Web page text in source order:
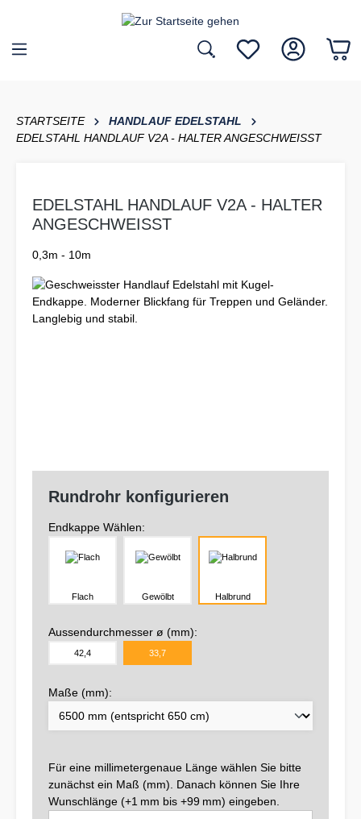
STARTSEITE
HANDLAUF EDELSTAHL
EDELSTAHL HANDLAUF V2A - HALTER ANGESCHWEISST
EDELSTAHL HANDLAUF V2A - HALTER
ANGESCHWEISST
0,3m - 10m
Rundrohr konfigurieren
Endkappe Wählen:
Flach Gewölbt Halbrund
Aussendurchmesser ø (mm):
42,4 33,7
Maße (mm):
Für eine millimetergenaue Länge wählen Sie bitte
zunächst ein Maß (mm). Danach können Sie Ihre
Wunschlänge (+1 mm bis +99 mm) eingeben.